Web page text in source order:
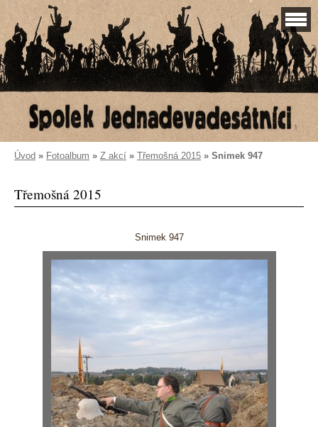
Úvod » Fotoalbum » Z akcí » Třemošná 2015 » Snimek 947
Třemošná 2015
Snimek 947